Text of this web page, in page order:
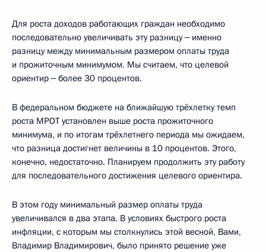
Для роста доходов работающих граждан необходимо
последовательно увеличивать эту разницу ‒ именно
разницу между минимальным размером оплаты труда
и прожиточным минимумом. Мы считаем, что целевой
ориентир ‒ более 30 процентов.
В федеральном бюджете на ближайшую трёхлетку темп
роста МРОТ установлен выше роста прожиточного
минимума, и по итогам трёхлетнего периода мы ожидаем,
что разница достигнет величины в 10 процентов. Этого,
конечно, недостаточно. Планируем продолжить эту работу
для последовательного достижения целевого ориентира.
В этом году минимальный размер оплаты труда
увеличивался в два этапа. В условиях быстрого роста
инфляции, с которым мы столкнулись этой весной, Вами,
Владимир Владимирович, было принято решение уже